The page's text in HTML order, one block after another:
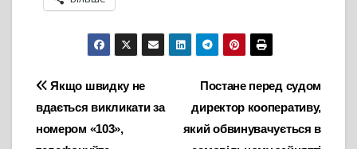
Навігація
записів
Постане перед судом
директор кооперативу,
який обвинувачується в
Якщо швидку не
вдається викликати за
номером «103»,